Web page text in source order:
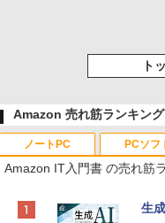
ト
Amazon 売れ筋ランキング
ノートPC PCソフ
Amazon IT入門書 の売れ筋
生